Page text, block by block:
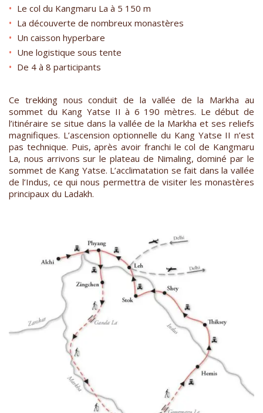
Le col du Kangmaru La à 5 150 m
La découverte de nombreux monastères
Un caisson hyperbare
Une logistique sous tente
De 4 à 8 participants
Ce trekking nous conduit de la vallée de la Markha au
sommet du Kang Yatse II à 6 190 mètres. Le début de
l’itinéraire se situe dans la vallée de la Markha et ses reliefs
magnifiques. L’ascension optionnelle du Kang Yatse II n’est
pas technique. Puis, après avoir franchi le col de Kangmaru
La, nous arrivons sur le plateau de Nimaling, dominé par le
sommet de Kang Yatse. L’acclimatation se fait dans la vallée
de l’Indus, ce qui nous permettra de visiter les monastères
principaux du Ladakh.